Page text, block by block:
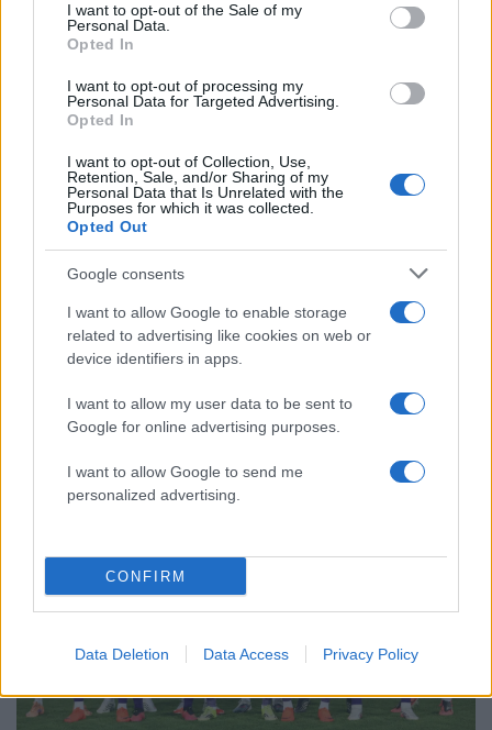
I want to opt-out of the Sale of my
Personal Data.
Opted In
I want to opt-out of processing my
Personal Data for Targeted Advertising.
Opted In
I want to opt-out of Collection, Use,
Retention, Sale, and/or Sharing of my
Personal Data that Is Unrelated with the
Purposes for which it was collected.
Opted Out
Google consents
I want to allow Google to enable storage
related to advertising like cookies on web or
device identifiers in apps.
I want to allow my user data to be sent to
Google for online advertising purposes.
I want to allow Google to send me
personalized advertising.
CONFIRM
Data Deletion Data Access Privacy Policy
Marfin: Η 46χρονη πήρε προθεσμία για
να απολογηθεί την Τρίτη – «Είναι αθώα,
100.000 άτομα»
Μεταφορές χρημάτων: Πότε μπορεί να
φόρος – Τι ισχυεί για τις γονικές παροχές
Το πολωμένο μελτέμι που τροφοδότησε
τις φωτιές σε Αττική και Βοιωτία: «Από τα
ισχυρότερα επεισόδια των τελευταίων 50
χρόνων»
Περισσότερα άρθρα